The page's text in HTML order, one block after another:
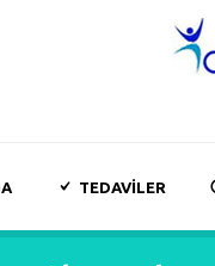
TEDAVILER